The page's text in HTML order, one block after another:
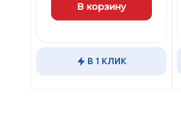
В корзину
В 1 КЛИК